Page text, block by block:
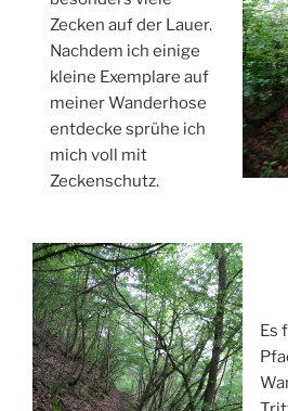
Zecken auf der Lauer.
Nachdem ich einige
kleine Exemplare auf
meiner Wanderhose
entdecke sprühe ich
mich voll mit
Zeckenschutz.
Es